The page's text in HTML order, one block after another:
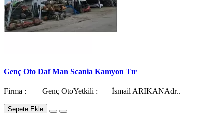
Genç Oto Daf Man Scania Kamyon Tır
Firma : Genç OtoYetkili : İsmail ARIKANAdr..
Sepete Ekle